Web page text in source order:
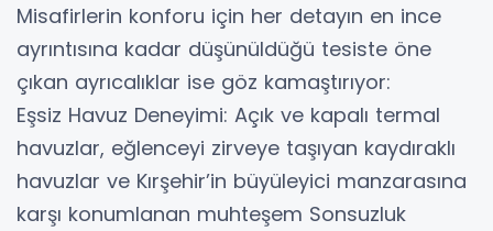
​Misafirlerin konforu için her detayın en ince
ayrıntısına kadar düşünüldüğü tesiste öne
çıkan ayrıcalıklar ise göz kamaştırıyor:
​Eşsiz Havuz Deneyimi: Açık ve kapalı termal
havuzlar, eğlenceyi zirveye taşıyan kaydıraklı
havuzlar ve Kırşehir’in büyüleyici manzarasına
karşı konumlanan muhteşem Sonsuzluk